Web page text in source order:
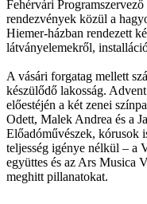
Fehérvári
rendezvények közül a
Hiemer-házban rendezett
látványelemekről,
A vásári forgatag mellett
készülődő lakosság.
előestéjén a két zenei
Odett, Malek Andrea és a
Előadóművészek, kórusok
teljesség igénye nélkül – a
együttes és az Ars Musica
meghitt pillanatokat.